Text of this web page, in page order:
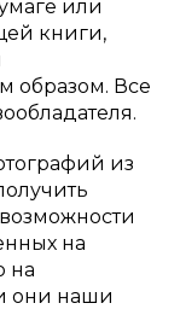
или
книги,
образом. Все
из
на
на
они наши